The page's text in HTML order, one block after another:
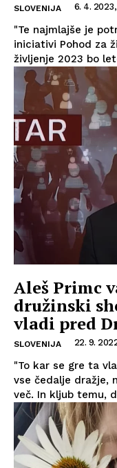
SLOVENIJA 6. 4.
"Te najmlajše je
iniciativi Pohod za
življenje 2023 bo
Aleš Primc
družinski
vladi pred
SLOVENIJA 22. 9.
"To kar se gre ta
vse čedalje dražje,
več. In kljub temu,